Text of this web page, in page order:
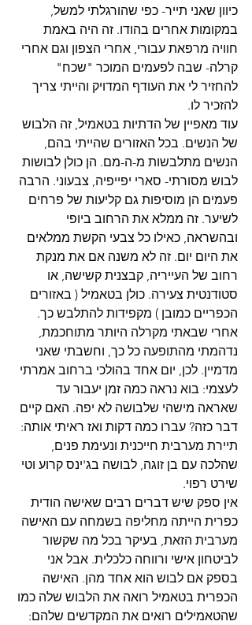
כיוון שאני תייר- כפי שהורגלתי למשל,
במקומות אחרים בהודו. זה היה באמת
חוויה מרפאת עבורי, אחרי הצפון וגם אחרי
קרלה- שבה לפעמים המוכר "שכח"
להחזיר לי את העודף המדויק והייתי צריך
להזכיר לו.
עוד מאפיין של הדתיות בטאמיל, זה הלבוש
של הנשים. בכל האזורים שהייתי בהם,
הנשים מתלבשות מ-ה-מם. הן כולן לבושות
לבוש מסורתי- סארי יפייפיה, צבעוני. הרבה
פעמים הן מוסיפות גם קליעות של פרחים
לשיער. זה ממלא את הרחוב ביופי
ובהשראה, כאילו כל צבעי הקשת ממלאים
את היום יום. זה לא משנה אם את מנקת
רחוב של העייריה, קבצנית קשישה, או
סטודנטית צעירה. כולן בטאמיל ( באזורים
הכפריים כמובן ) מקפידות להתלבש כך.
אחרי שבאתי מקרלה היותר מתוחכמת,
נדהמתי מהתופעה כל כך, וחשבתי שאני
מדמיין. לכן, יום אחד בהולכי ברחוב אמרתי
לעצמי: בוא נראה כמה זמן יעבור עד
שאראה מישהי שלבושה לא יפה. האם קיים
דבר כזה? עברו כמה דקות ואז ראיתי אותה:
תיירת מערבית חייכנית ונעימת פנים,
שהלכה עם בן זוגה, לבושה בג'ינס קרוע וטי
שירט רפוי.
אין ספק שיש דברים רבים שאישה הודית
כפרית הייתה מחליפה בשמחה עם האישה
מערבית הזאת, בעיקר בכל מה שקשור
לביטחון אישי ורווחה כלכלית. אבל אני
בספק אם לבוש הוא אחד מהן. האישה
הכפרית בטאמיל רואה את הלבוש שלה כמו
שהטאמילים רואים את המקדשים שלהם: